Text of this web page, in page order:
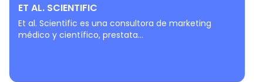
ET AL. SCIENTIFIC
Et al. Scientific es una consultora de marketing
médico y científico, prestata...